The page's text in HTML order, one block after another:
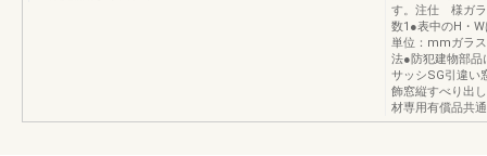
す。注仕 様ガラ
数1●表中のH・
単位：mmガラ
法●防犯建物部品
サッシSG引違い
飾窓縦すべり出
材専用有償品共